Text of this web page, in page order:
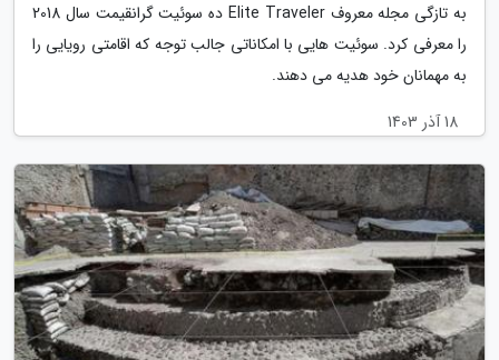
به تازگی مجله معروف Elite Traveler ده سوئیت گرانقیمت سال 2018
را معرفی کرد. سوئیت هایی با امکاناتی جالب توجه که اقامتی رویایی را
به مهمانان خود هدیه می دهند.
18 آذر 1403